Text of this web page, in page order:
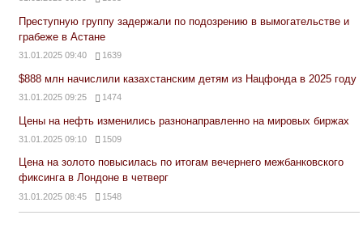
Преступную группу задержали по подозрению в вымогательстве и
грабеже в Астане
31.01.2025 09:40 1639
$888 млн начислили казахстанским детям из Нацфонда в 2025 году
31.01.2025 09:25 1474
Цены на нефть изменились разнонаправленно на мировых биржах
31.01.2025 09:10 1509
Цена на золото повысилась по итогам вечернего межбанковского
фиксинга в Лондоне в четверг
31.01.2025 08:45 1548